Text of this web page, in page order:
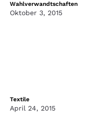
Wahlverwandtschaften
Oktober 3, 2015
Textile
April 24, 2015